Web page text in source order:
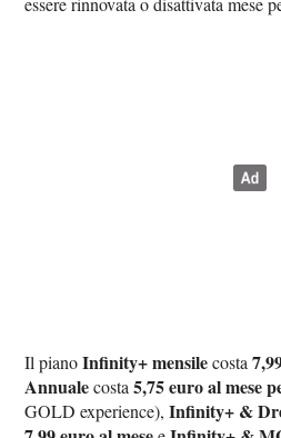
Il pianoInfinity+ mensilecosta
Annualecosta5,75 euro al mese
GOLD experience),Infinity+ &